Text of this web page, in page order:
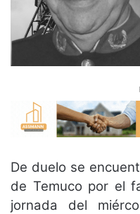
De duelo se
de Temuco por el
jornada del